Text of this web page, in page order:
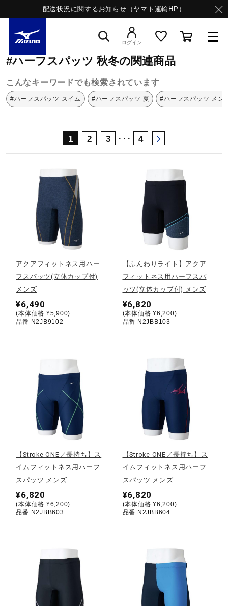
配送状況に関するお知らせ（ヤマト運輸HP）
ライフスタイルウエア
ランニング
サッカー／フットサル
トレーニング
バレーボール
テニス／ソフトテニス
バドミントン
陸上競技
ソフトボール
柔道
ログイン
ミズノ公式オンライン 秋冬
#ハーフスパッツ 秋冬の関連商品
こんなキーワードでも検索されています
#ハーフスパッツ スイム #ハーフスパッツ 夏 #ハーフスパッツ メン
1 2 3 ･･･ 4
アクアフィットネス用ハー
フスパッツ(立体カップ付)
メンズ
¥6,490
(本体価格 ¥5,900)
品番 N2JB9102
【ふんわりライト】アクア
フィットネス用ハーフスパ
ッツ(立体カップ付) メンズ
¥6,820
(本体価格 ¥6,200)
品番 N2JBB103
【Stroke ONE／長持ち】ス
イムフィットネス用ハーフ
スパッツ メンズ
¥6,820
(本体価格 ¥6,200)
品番 N2JBB603
【Stroke ONE／長持ち】ス
イムフィットネス用ハーフ
スパッツ メンズ
¥6,820
(本体価格 ¥6,200)
品番 N2JBB604